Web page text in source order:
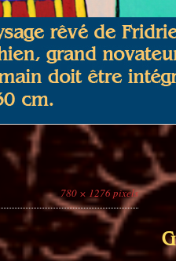
780 × 1276 pixels